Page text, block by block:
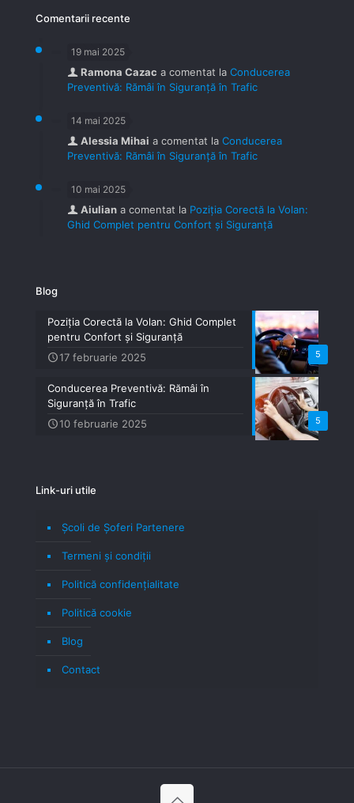
Comentarii recente
19 mai 2025
Ramona Cazac a comentat la Conducerea
Preventivă: Rămâi în Siguranță în Trafic
14 mai 2025
Alessia Mihai a comentat la Conducerea
Preventivă: Rămâi în Siguranță în Trafic
10 mai 2025
Aiulian a comentat la Poziția Corectă la Volan:
Ghid Complet pentru Confort și Siguranță
Blog
5
Poziția Corectă la Volan: Ghid Complet
pentru Confort și Siguranță
17 februarie 2025
5
Conducerea Preventivă: Rămâi în
Siguranță în Trafic
10 februarie 2025
Link-uri utile
Școli de Șoferi Partenere
Termeni şi condiţii
Politică confidenţialitate
Politică cookie
Blog
Contact